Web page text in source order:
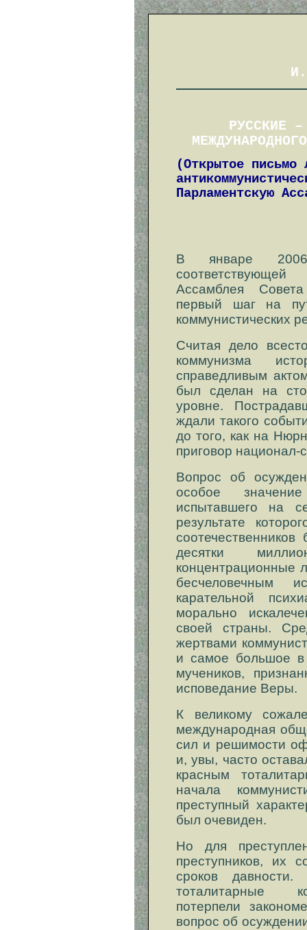
РУССКИЕ
(Открытое письмо
Парламентскую
В январе
соответствующей
Ассамблея
первый шаг на
коммунистических
Считая дело
коммунизма
справедливым
был сделан на
уровне.
ждали такого
до того, как на
приговор национал-
Вопрос об
особое
испытавшего на
результате
десятки
концентрационные
бесчеловечным
карательной
морально
своей страны.
жертвами
и самое большое в
мучеников,
исповедание Веры.
К великому
международная
сил и решимости
и, увы, часто
красным
начала
преступный
был очевиден.
Но для
преступников, их
сроков
тоталитарные
потерпели
вопрос об